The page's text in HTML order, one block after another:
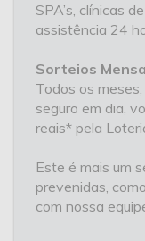
SPA’s, clínicas
assistência 24
Sorteios
Todos os
seguro em dia,
reais* pela
Este é mais um
prevenidas,
com nossa